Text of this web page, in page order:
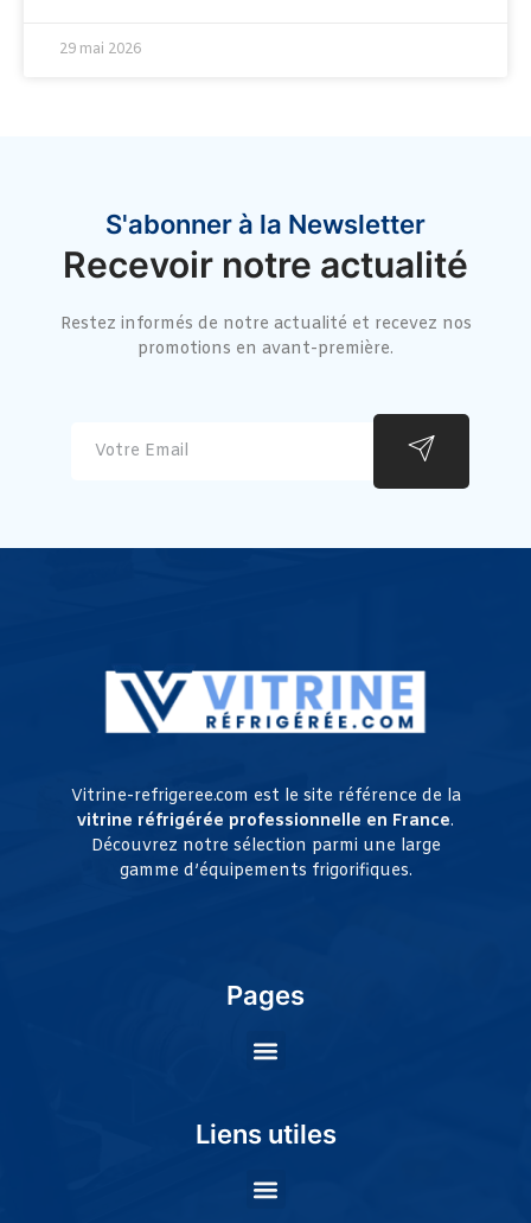
29 mai 2026
S'abonner à la Newsletter
Recevoir notre actualité
Restez informés de notre actualité et recevez nos
promotions en avant-première.
Vitrine-refrigeree.com est le site référence de la
vitrine réfrigérée professionnelle en France.
Découvrez notre sélection parmi une large
gamme d’équipements frigorifiques.
Pages
Liens utiles